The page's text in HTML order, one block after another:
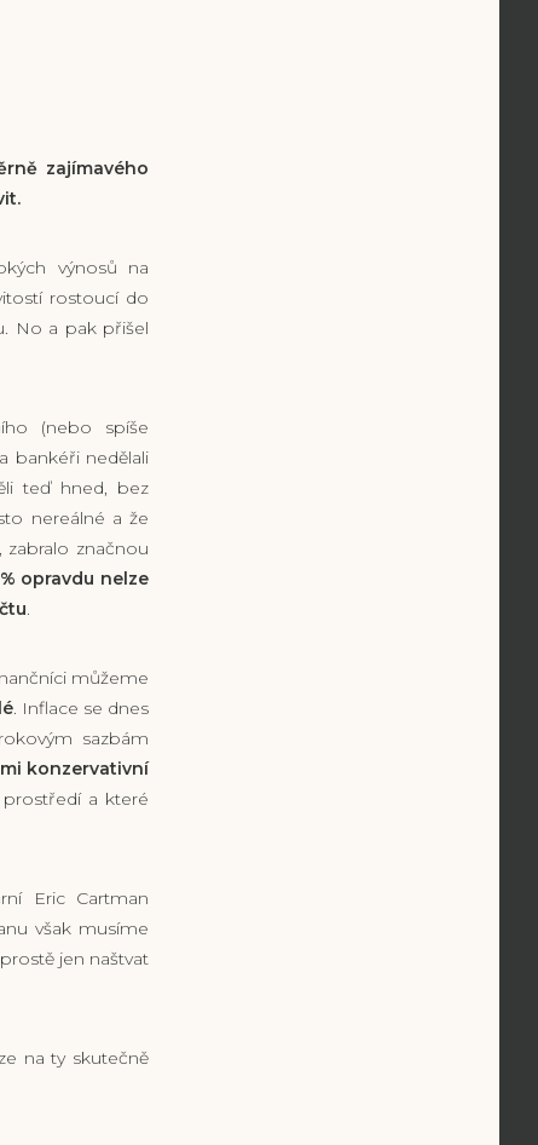
zajímavého
výnosů na
rostoucí do
No a pak přišel
(nebo spíše
bankéři nedělali
teď hned, bez
nereálné a že
značnou
opravdu nelze
.
můžeme
. Inflace se dnes
sazbám
konzervativní
a které
Eric Cartman
však musíme
jen naštvat
na ty skutečně